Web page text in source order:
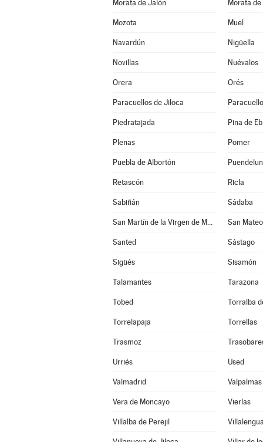
Morata de Jalón Morata
Mozota Muel
Navardún Nigüella
Novillas Nuévalos
Orera Orés
Paracuellos de Jiloca
Piedratajada Pina de
Plenas Pomer
Puebla de Albortón
Retascón Ricla
Sabiñán Sádaba
San Martín de la Virgen de Moncayo San
Santed Sástago
Sigüés Sisamón
Talamantes Tarazona
Tobed Torralba
Torrelapaja Torrellas
Trasmoz
Urriés Used
Valmadrid Valpalmas
Vera de Moncayo Vierlas
Villalba de Perejil Villalengua